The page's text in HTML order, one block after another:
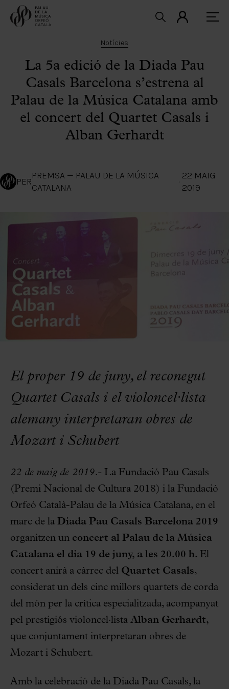
Notícies
La 5a edició de la Diada Pau
Casals Barcelona s’estrena al
Palau de la Música Catalana amb
el concert del Quartet Casals i
Alban Gerhardt
PER
PREMSA — PALAU DE LA MÚSICA
CATALANA
·
22 MAIG
2019
El proper 19 de juny, el reconegut
Quartet Casals i el violoncel·lista
alemany interpretaran obres de
Mozart i Schubert
22 de maig de 2019.- La Fundació Pau Casals
(Premi Nacional de Cultura 2018) i la Fundació
Orfeó Català-Palau de la Música Catalana, en el
marc de la Diada Pau Casals Barcelona 2019
organitzen un concert al Palau de la Música
Catalana el dia 19 de juny, a les 20.00 h. El
concert anirà a càrrec del Quartet Casals,
considerat un dels cinc millors quartets de corda
del món per la crítica especialitzada, acompanyat
pel prestigiós violoncel·lista Alban Gerhardt,
que conjuntament interpretaran obres de
Mozart i Schubert.
Amb la celebració de la Diada Pau Casals, la